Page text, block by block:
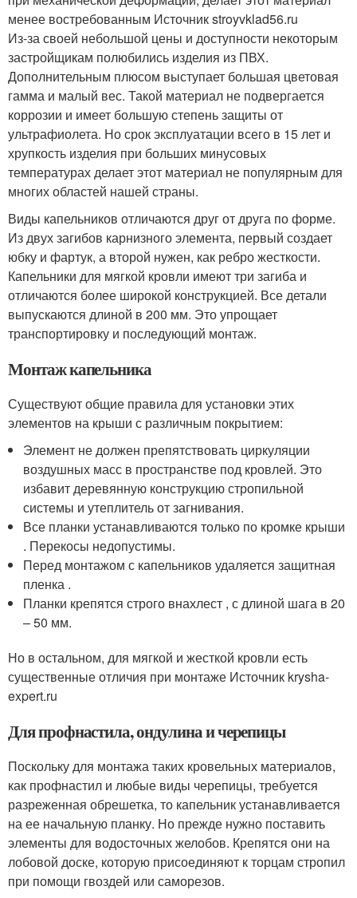
менее востребованным Источник stroyvklad56.ru
Из-за своей небольшой цены и доступности некоторым
застройщикам полюбились изделия из ПВХ.
Дополнительным плюсом выступает большая цветовая
гамма и малый вес. Такой материал не подвергается
коррозии и имеет большую степень защиты от
ультрафиолета. Но срок эксплуатации всего в 15 лет и
хрупкость изделия при больших минусовых
температурах делает этот материал не популярным для
многих областей нашей страны.
Виды капельников отличаются друг от друга по форме.
Из двух загибов карнизного элемента, первый создает
юбку и фартук, а второй нужен, как ребро жесткости.
Капельники для мягкой кровли имеют три загиба и
отличаются более широкой конструкцией. Все детали
выпускаются длиной в 200 мм. Это упрощает
транспортировку и последующий монтаж.
Монтаж капельника
Существуют общие правила для установки этих
элементов на крыши с различным покрытием:
Элемент не должен препятствовать циркуляции
воздушных масс в пространстве под кровлей. Это
избавит деревянную конструкцию стропильной
системы и утеплитель от загнивания.
Все планки устанавливаются только по кромке крыши
. Перекосы недопустимы.
Перед монтажом с капельников удаляется защитная
пленка .
Планки крепятся строго внахлест , с длиной шага в 20
– 50 мм.
Но в остальном, для мягкой и жесткой кровли есть
существенные отличия при монтаже Источник krysha-
expert.ru
Для профнастила, ондулина и черепицы
Поскольку для монтажа таких кровельных материалов,
как профнастил и любые виды черепицы, требуется
разреженная обрешетка, то капельник устанавливается
на ее начальную планку. Но прежде нужно поставить
элементы для водосточных желобов. Крепятся они на
лобовой доске, которую присоединяют к торцам стропил
при помощи гвоздей или саморезов.